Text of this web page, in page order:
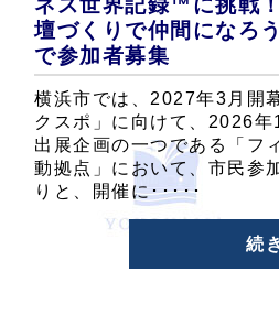
ネス世界記録™に挑戦
壇づくりで仲間になろ
で参加者募集
横浜市では、2027年3月開
クスポ」に向けて、2026
出展企画の一つである「フ
動拠点」において、市民参
りと、開催に･････
続